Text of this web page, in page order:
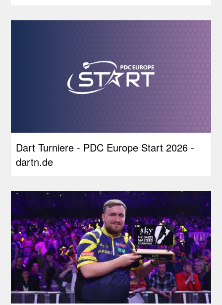
Dart Turniere - PDC Europe Start 2026 -
dartn.de